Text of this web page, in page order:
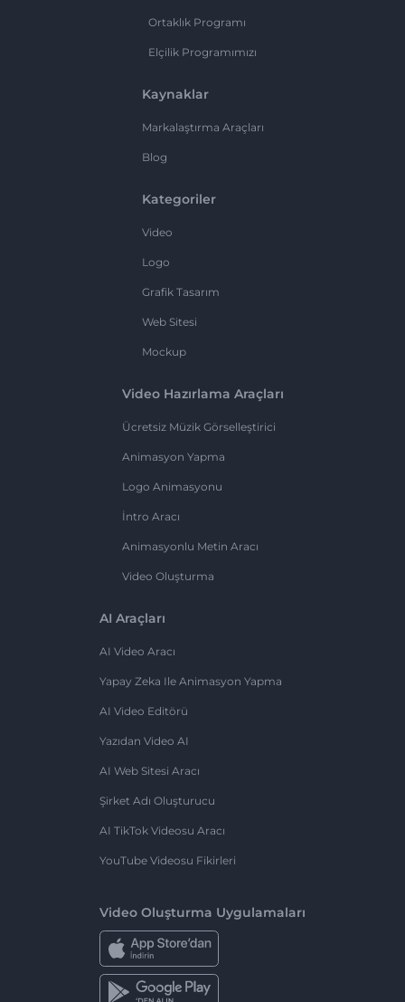
Ortaklık Programı
Elçilik Programımızı
Kaynaklar
Markalaştırma Araçları
Blog
Kategoriler
Video
Logo
Grafik Tasarım
Web Sitesi
Mockup
Video Hazırlama Araçları
Ücretsiz Müzik Görselleştirici
Animasyon Yapma
Logo Animasyonu
İntro Aracı
Animasyonlu Metin Aracı
Video Oluşturma
AI Araçları
AI Video Aracı
Yapay Zeka Ile Animasyon Yapma
AI Video Editörü
Yazıdan Video AI
AI Web Sitesi Aracı
Şirket Adı Oluşturucu
AI TikTok Videosu Aracı
YouTube Videosu Fikirleri
Video Oluşturma Uygulamaları